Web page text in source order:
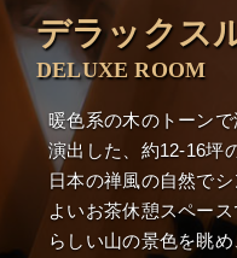
デラックス
DELUXE ROOM
暖色系の木のトーン
演出した、約12-16坪
日本の禅風の自然で
よいお茶休憩スペー
らしい山の景色を眺